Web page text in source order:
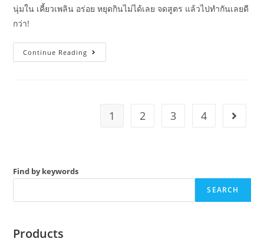
นุ่มใน เคี้ยวเพลิน อร่อย หยุดกินไม่ได้เลย จดสูตร แล้วไปทำกันเลยดี
กว่า!
Continue Reading ขนม
แป้ง
1 2 3 4 Go to
Find by keywords
SEARCH
Products